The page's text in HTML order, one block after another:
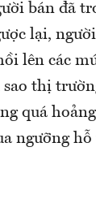
bán đã
lại,
lên các
thị
quá
ngưỡng hỗ